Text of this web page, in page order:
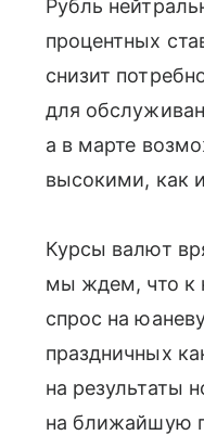
Рубль
процентных
снизит
для
а в марте
высокими, как
Курсы валют
мы ждем, что к
спрос на
праздничных
на результаты
на ближайшую